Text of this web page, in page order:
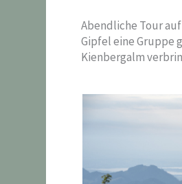
Abendliche Tour
Gipfel eine Gruppe
Kienbergalm